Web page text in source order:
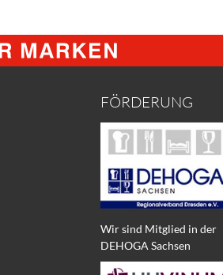
FÖRDERUNG
Wir sind Mitglied in der
DEHOGA Sachsen